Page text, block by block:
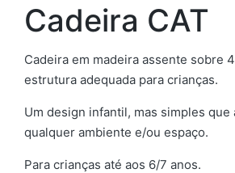
Cadeira CAT
Cadeira em madeira assente sobre
estrutura adequada para crianças.
Um design infantil, mas simples que
qualquer ambiente e/ou espaço.
Para crianças até aos 6/7 anos.